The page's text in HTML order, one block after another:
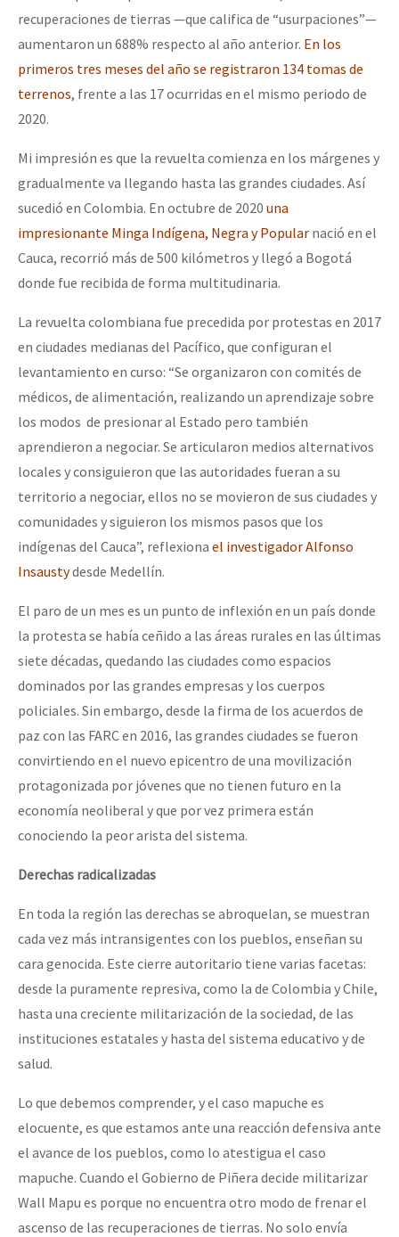
recuperaciones de tierras —que califica de “usurpaciones”—
aumentaron un 688% respecto al año anterior. En los
primeros tres meses del año se registraron 134 tomas de
terrenos, frente a las 17 ocurridas en el mismo periodo de
2020.
Mi impresión es que la revuelta comienza en los márgenes y
gradualmente va llegando hasta las grandes ciudades. Así
sucedió en Colombia. En octubre de 2020 una
impresionante Minga Indígena, Negra y Popular nació en el
Cauca, recorrió más de 500 kilómetros y llegó a Bogotá
donde fue recibida de forma multitudinaria.
La revuelta colombiana fue precedida por protestas en 2017
en ciudades medianas del Pacífico, que configuran el
levantamiento en curso: “Se organizaron con comités de
médicos, de alimentación, realizando un aprendizaje sobre
los modos de presionar al Estado pero también
aprendieron a negociar. Se articularon medios alternativos
locales y consiguieron que las autoridades fueran a su
territorio a negociar, ellos no se movieron de sus ciudades y
comunidades y siguieron los mismos pasos que los
indígenas del Cauca”, reflexiona el investigador Alfonso
Insaustydesde Medellín.
El paro de un mes es un punto de inflexión en un país donde
la protesta se había ceñido a las áreas rurales en las últimas
siete décadas, quedando las ciudades como espacios
dominados por las grandes empresas y los cuerpos
policiales. Sin embargo, desde la firma de los acuerdos de
paz con las FARC en 2016, las grandes ciudades se fueron
convirtiendo en el nuevo epicentro de una movilización
protagonizada por jóvenes que no tienen futuro en la
economía neoliberal y que por vez primera están
conociendo la peor arista del sistema.
Derechas radicalizadas
En toda la región las derechas se abroquelan, se muestran
cada vez más intransigentes con los pueblos, enseñan su
cara genocida. Este cierre autoritario tiene varias facetas:
desde la puramente represiva, como la de Colombia y Chile,
hasta una creciente militarización de la sociedad, de las
instituciones estatales y hasta del sistema educativo y de
salud.
Lo que debemos comprender, y el caso mapuche es
elocuente, es que estamos ante una reacción defensiva ante
el avance de los pueblos, como lo atestigua el caso
mapuche. Cuando el Gobierno de Piñera decide militarizar
Wall Mapu es porque no encuentra otro modo de frenar el
ascenso de las recuperaciones de tierras. No solo envía